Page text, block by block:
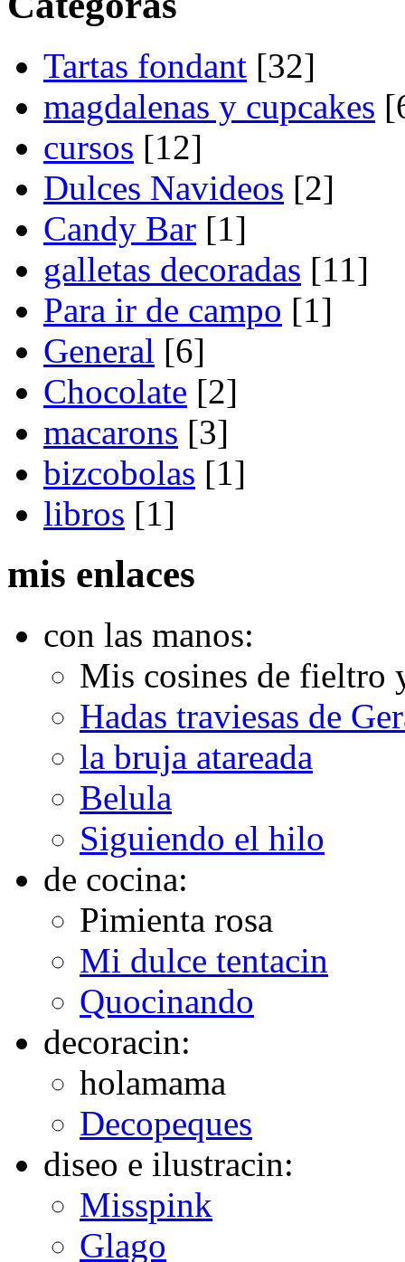
Tartas fondant [32]
magdalenas y cupcakes
cursos [12]
Dulces Navideos [2]
Candy Bar [1]
galletas decoradas [11]
Para ir de campo [1]
General [6]
Chocolate [2]
macarons [3]
bizcobolas [1]
libros [1]
mis enlaces
con las manos:
Mis cosines de fieltro
Hadas traviesas de
la bruja atareada
Belula
Siguiendo el hilo
de cocina:
Pimienta rosa
Mi dulce tentacin
Quocinando
decoracin:
holamama
Decopeques
diseo e ilustracin:
Misspink
Glago